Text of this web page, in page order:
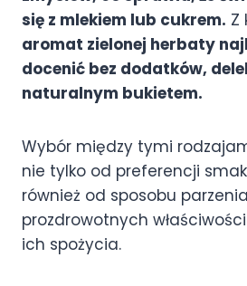
się z mlekiem lub cukrem. Z
aromat zielonej herbaty
docenić bez dodatków,
naturalnym bukietem.
Wybór między tymi
nie tylko od preferencji
również od sposobu
prozdrowotnych
ich spożycia.